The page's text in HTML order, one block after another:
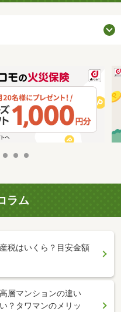
ラム
税はいくら？目安金額
層マンションの違い
？タワマンのメリッ